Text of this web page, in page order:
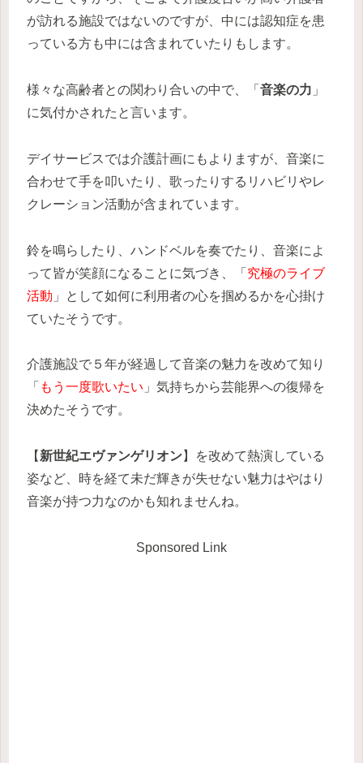
が訪れる施設ではないのですが、中には認知症を患
っている方も中には含まれていたりもします。
様々な高齢者との関わり合いの中で、「 音楽の力 」
に気付かされたと言います。
デイサービスでは介護計画にもよりますが、音楽に
合わせて手を叩いたり、歌ったりするリハビリやレ
クレーション活動が含まれています。
鈴を鳴らしたり、ハンドベルを奏でたり、音楽によ
って皆が笑顔になることに気づき、「 究極のライブ
活動 」として如何に利用者の心を掴めるかを心掛け
ていたそうです。
介護施設で５年が経過して音楽の魅力を改めて知り
「 もう一度歌いたい 」気持ちから芸能界への復帰を
決めたそうです。
【 新世紀エヴァンゲリオン】を改めて熱演している
姿など、時を経て未だ輝きが失せない魅力はやはり
音楽が持つ力なのかも知れませんね。
Sponsored Link